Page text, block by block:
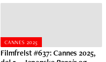
CANNES 2025
Filmfrelst #637: Cannes 2025,